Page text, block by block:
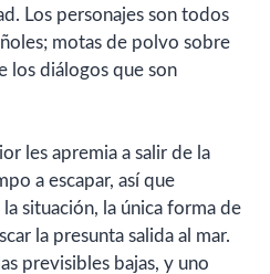
Los personajes son todos
motas de polvo sobre
los diálogos que son
les apremia a salir de la
a escapar, así que
situación, la única forma de
la presunta salida al mar.
previsibles bajas, y uno